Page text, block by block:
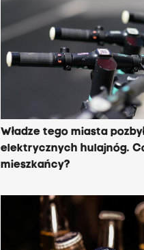
Władze tego miasta
elektrycznych hulajnóg.
mieszkańcy?